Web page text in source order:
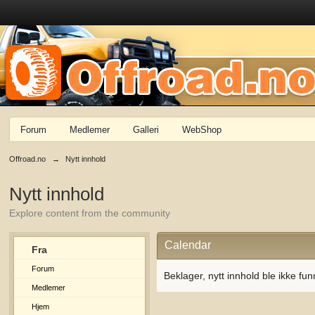
Forum Medlemer Galleri WebShop
Offroad.no → Nytt innhold
Nytt innhold
Explore content from the community
Fra
Forum
Medlemer
Hjem
Calendar
Beklager, nytt innhold ble ikke